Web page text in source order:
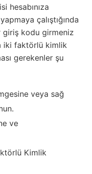
hesabınıza
çalıştığında
giriş kodu girmeniz
iki faktörlü kimlik
gerekenler şu
veya sağ
ve
Kimlik